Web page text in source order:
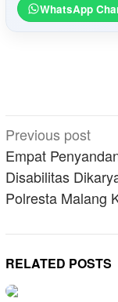
WhatsApp
Post
navigation
Previous post
Empat
Disabilitas
Polresta Malang
RELATED POSTS